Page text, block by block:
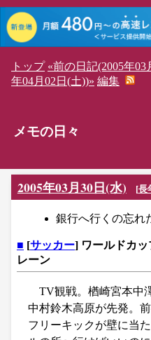
トップ «前の日記(2005年03
年04月02日(土))» 編集
メモの日々
2005年03月30日(水) [長
銀行へ行くの忘れ
■ [サッカー] ワールドカ
レーン
TV観戦。楢崎宮本中
中村鈴木高原が先発。
フリーキックが壁に当